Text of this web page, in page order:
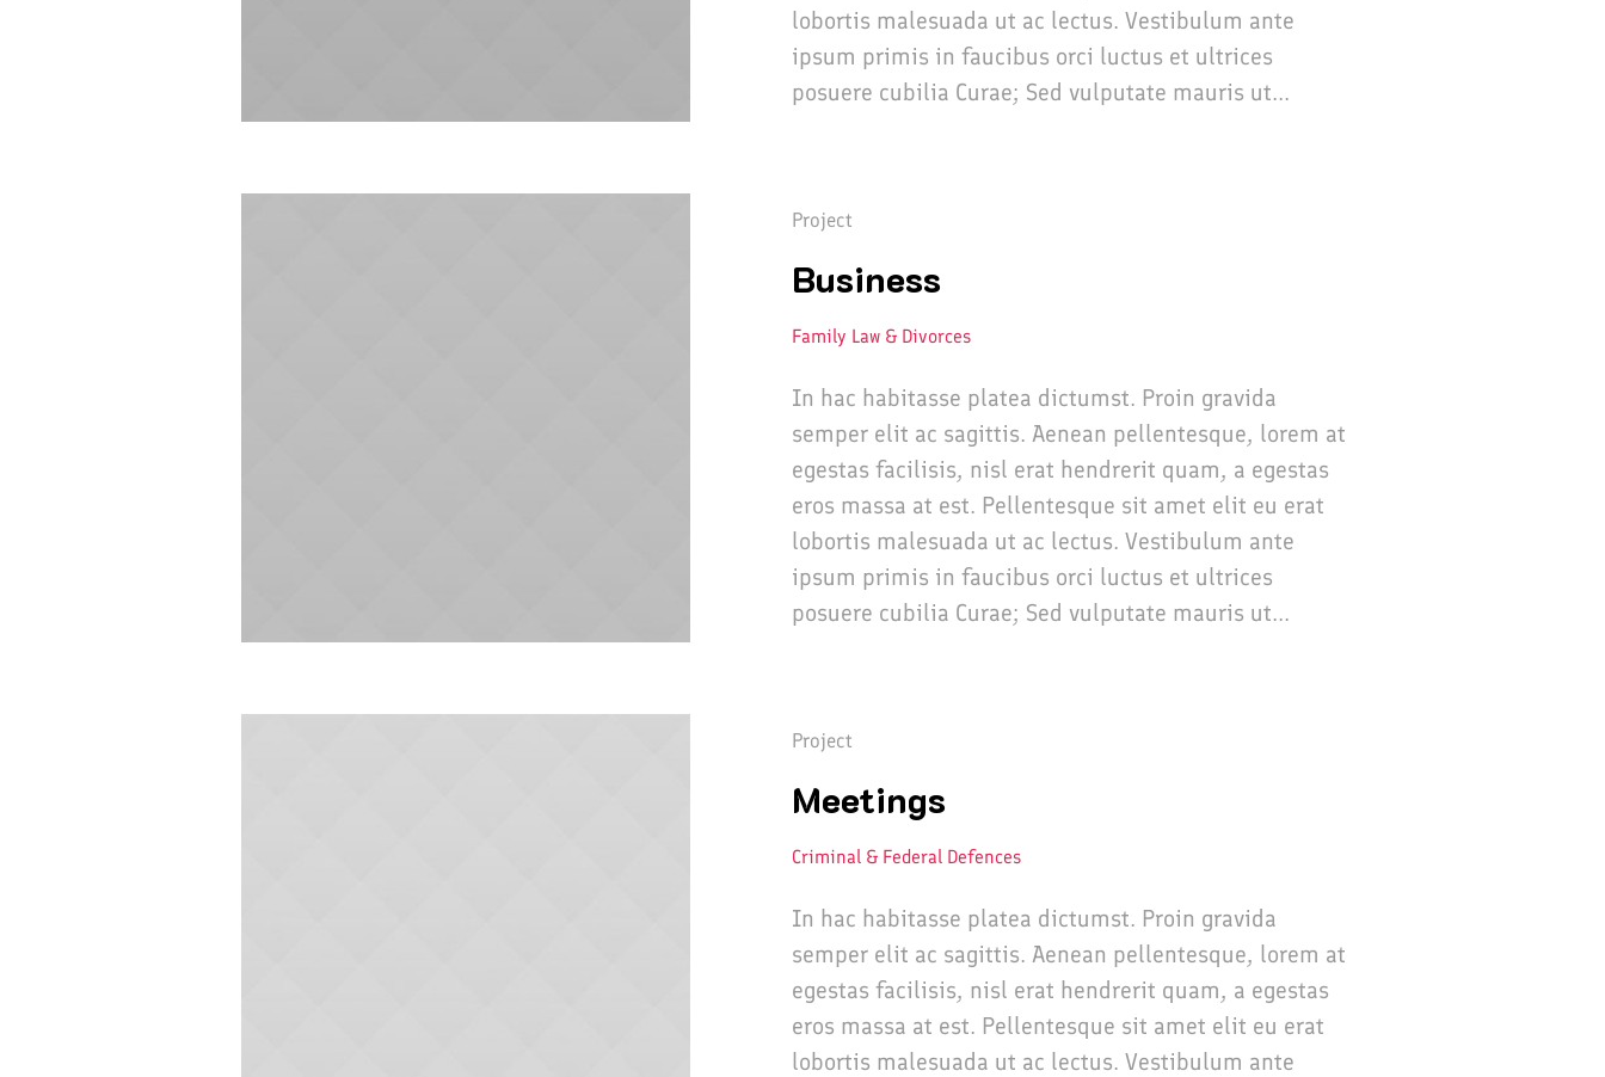
lobortis malesuada ut ac lectus. Vestibulum ante
ipsum primis in faucibus orci luctus et ultrices
posuere cubilia Curae; Sed vulputate mauris ut...
Project
Business
Family Law & Divorces
In hac habitasse platea dictumst. Proin gravida
semper elit ac sagittis. Aenean pellentesque, lorem at
egestas facilisis, nisl erat hendrerit quam, a egestas
eros massa at est. Pellentesque sit amet elit eu erat
lobortis malesuada ut ac lectus. Vestibulum ante
ipsum primis in faucibus orci luctus et ultrices
posuere cubilia Curae; Sed vulputate mauris ut...
Project
Meetings
Criminal & Federal Defences
In hac habitasse platea dictumst. Proin gravida
semper elit ac sagittis. Aenean pellentesque, lorem at
egestas facilisis, nisl erat hendrerit quam, a egestas
eros massa at est. Pellentesque sit amet elit eu erat
lobortis malesuada ut ac lectus. Vestibulum ante